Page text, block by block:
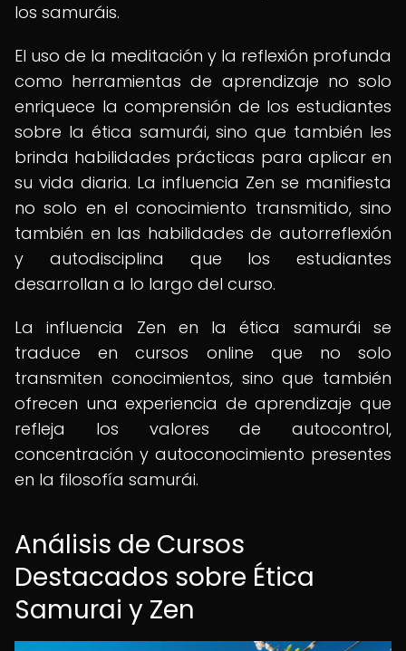
los samuráis.
El uso de la meditación y la reflexión profunda
como herramientas de aprendizaje no solo
enriquece la comprensión de los estudiantes
sobre la ética samurái, sino que también les
brinda habilidades prácticas para aplicar en
su vida diaria. La influencia Zen se manifiesta
no solo en el conocimiento transmitido, sino
también en las habilidades de autorreflexión
y autodisciplina que los estudiantes
desarrollan a lo largo del curso.
La influencia Zen en la ética samurái se
traduce en cursos online que no solo
transmiten conocimientos, sino que también
ofrecen una experiencia de aprendizaje que
refleja los valores de autocontrol,
concentración y autoconocimiento presentes
en la filosofía samurái.
Análisis de Cursos
Destacados sobre Ética
Samurai y Zen